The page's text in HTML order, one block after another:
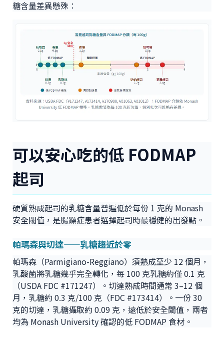
糖含量差異懸殊：
可以安心吃的低 FODMAP
起司
硬質熟成起司的乳糖含量普遍低於每份 1 克的 Monash
安全閾值，是腸躁症患者選擇起司時最穩健的出發點。
帕瑪森與切達——乳糖趨近於零
帕瑪森（Parmigiano-Reggiano）須熟成至少 12 個月，
乳酸菌將乳糖幾乎完全轉化，每 100 克乳糖約僅 0.1 克
（USDA FDC #171247）。切達熟成時間通常 3–12 個
月，乳糖約 0.3 克/100 克（FDC #173414）。一份 30
克的切達，乳糖攝取約 0.09 克，遠低於安全閾值，兩者
均為 Monash University 確認的低 FODMAP 食材。